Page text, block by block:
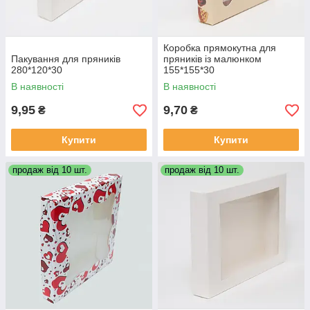
Пакування для пряників
280*120*30
В наявності
9,95 ₴
Купити
Коробка прямокутна для
пряників із малюнком
155*155*30
В наявності
9,70 ₴
Купити
продаж від 10 шт. продаж від 10 шт.